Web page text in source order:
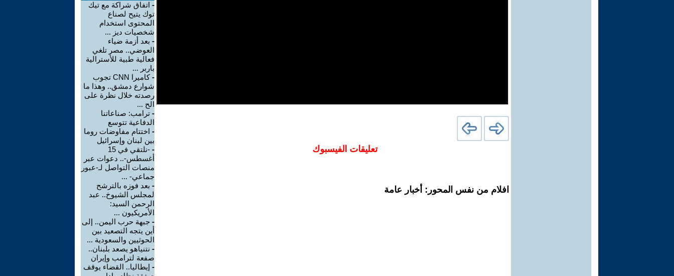
تعليقات الفيسبوك
افلام من نفس المحور: أخبار عامة
- اتفاق شراكة مع تيك
توك يتيح لصناع
المحتوى استخدام
شخصيات ديز ...
- بعد أزمة ضياء
العوضي.. مصر تلغي
فعالية طبية للأسترالية
باربر ...
-
كاميرا CNN تجوب
شوارع دمشق.. وهذا ما
رصدته خلال نظرة على
الح ...
- ترامب: صناعاتنا
الدفاعية تتوسع
- اختتام مفاوضات روما
بين لبنان وإسرائيل
-
-نلتقي في 15
أغسطس-.. دعوات عبر
منصات التواصل لـ-عبور
جماعي- ...
- بعد فوزه بالترشح
لمجلس الشيوخ.. عبد
الرحمن السيد:
الأمريكيون ...
- جبهة حرب اليمن.. إلى
أين يتجه التصعيد بين
الحوثيين والسعودية ...
- نتنياهو يصعد بلبنان..
صفعة لترامب وإيران
- إيطاليا.. القضاء يوقف